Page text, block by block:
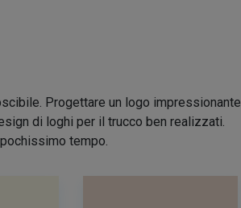
Progettare un logo impressionante
di loghi per il trucco ben realizzati.
tempo.